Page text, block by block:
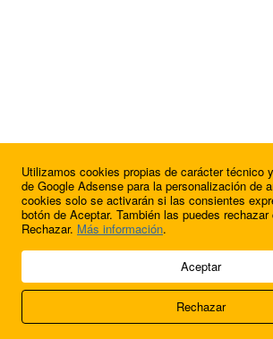
¿Quieres anunciarte en
© 2009 - 2026 Soluciones Corporativas IP, SL.
Acerca de nosotros
FútbolBalear
Utilizamos cookies propias de carácter técnico
de Google Adsense para la personalización de
cookies solo se activarán si las consientes
botón de Aceptar. También las puedes
Rechazar. Más información.
Aceptar
Rechazar